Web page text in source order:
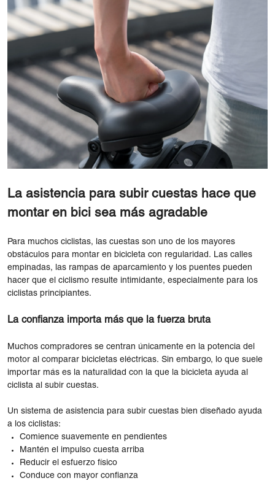
La asistencia para subir cuestas hace que
montar en bici sea más agradable
Para muchos ciclistas, las cuestas son uno de los mayores
obstáculos para montar en bicicleta con regularidad. Las calles
empinadas, las rampas de aparcamiento y los puentes pueden
hacer que el ciclismo resulte intimidante, especialmente para los
ciclistas principiantes.
La confianza importa más que la fuerza bruta
Muchos compradores se centran únicamente en la potencia del
motor al comparar bicicletas eléctricas. Sin embargo, lo que suele
importar más es la naturalidad con la que la bicicleta ayuda al
ciclista al subir cuestas.
Un sistema de asistencia para subir cuestas bien diseñado ayuda
a los ciclistas:
Comience suavemente en pendientes
Mantén el impulso cuesta arriba
Reducir el esfuerzo físico
Conduce con mayor confianza